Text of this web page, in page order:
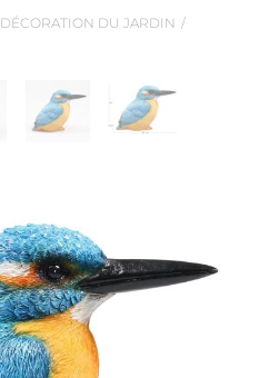
DÉCORATION DU JARDIN